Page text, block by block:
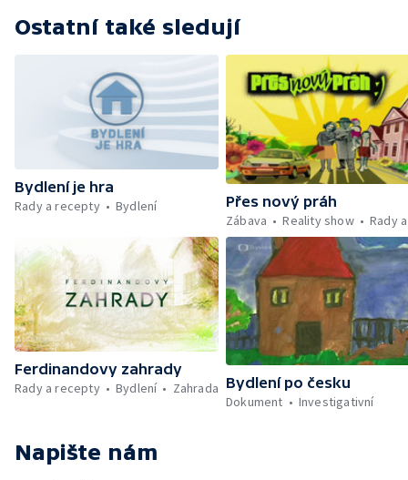
Ostatní také sledují
Bydlení je hra
Rady a recepty
Bydlení
Přes nový práh
Zábava
Reality show Rady
Ferdinandovy zahrady
Rady a recepty
Bydlení Zahrada Bydlení po česku
Dokument
Investigativní
Napište nám